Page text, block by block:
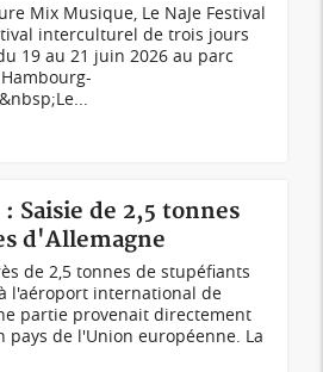
Mix Musique, Le NaJe Festival
interculturel de trois jours
19 au 21 juin 2026 au parc
Saisie de 2,5 tonnes
d'Allemagne
de 2,5 tonnes de stupéfiants
l'aéroport international de
partie provenait directement
pays de l'Union européenne. La